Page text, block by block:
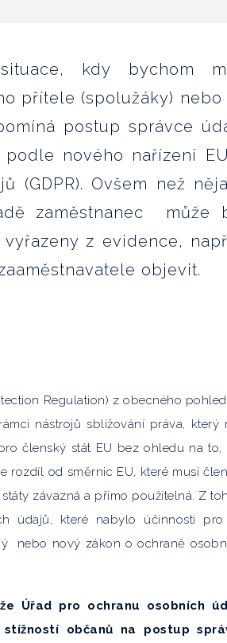
kdy bychom
přítele (spolužáky) nebo
postup správce
podle nového nařízení
(GDPR). Ovšem než
zaměstnanec může
z evidence,
zaaměstnavatele
Regulation) z obecného
nástrojů sbližování práva, který
členský stát EU bez ohledu na to,
rozdíl od směrnic EU, které musí
závazná a přímo použitelná. Z
údajů, které nabylo účinnosti pro
nebo nový zákon o ochraně
Úřad pro ochranu osobních
občanů na postup